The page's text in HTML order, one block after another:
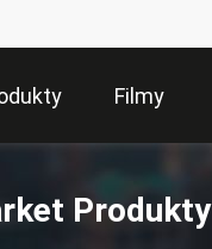
Filmy
Produkty